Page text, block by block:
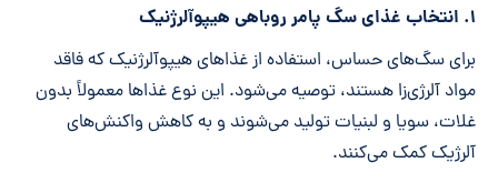
۱. انتخاب غذای سگ پامر روباهی هیپوآلرژنیک
برای سگ‌های حساس، استفاده از غذاهای هیپوآلرژنیک که فاقد
مواد آلرژی‌زا هستند، توصیه می‌شود. این نوع غذاها معمولاً بدون
غلات، سویا و لبنیات تولید می‌شوند و به کاهش واکنش‌های
آلرژیک کمک می‌کنند.